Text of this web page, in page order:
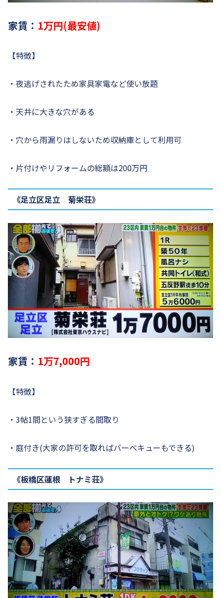
家賃： 1万円(最安値)
【特徴】
・夜逃げされたため家具家電など使い放題
・天井に大きな穴がある
・穴から雨漏りはしないため収納庫として利用可
・片付けやリフォームの総額は200万円
《足立区足立 菊栄荘》
家賃： 1万7,000円
【特徴】
・3帖1間という狭すぎる間取り
・庭付き(大家の許可を取ればバーベキューもできる)
《板橋区蓮根 トナミ荘》